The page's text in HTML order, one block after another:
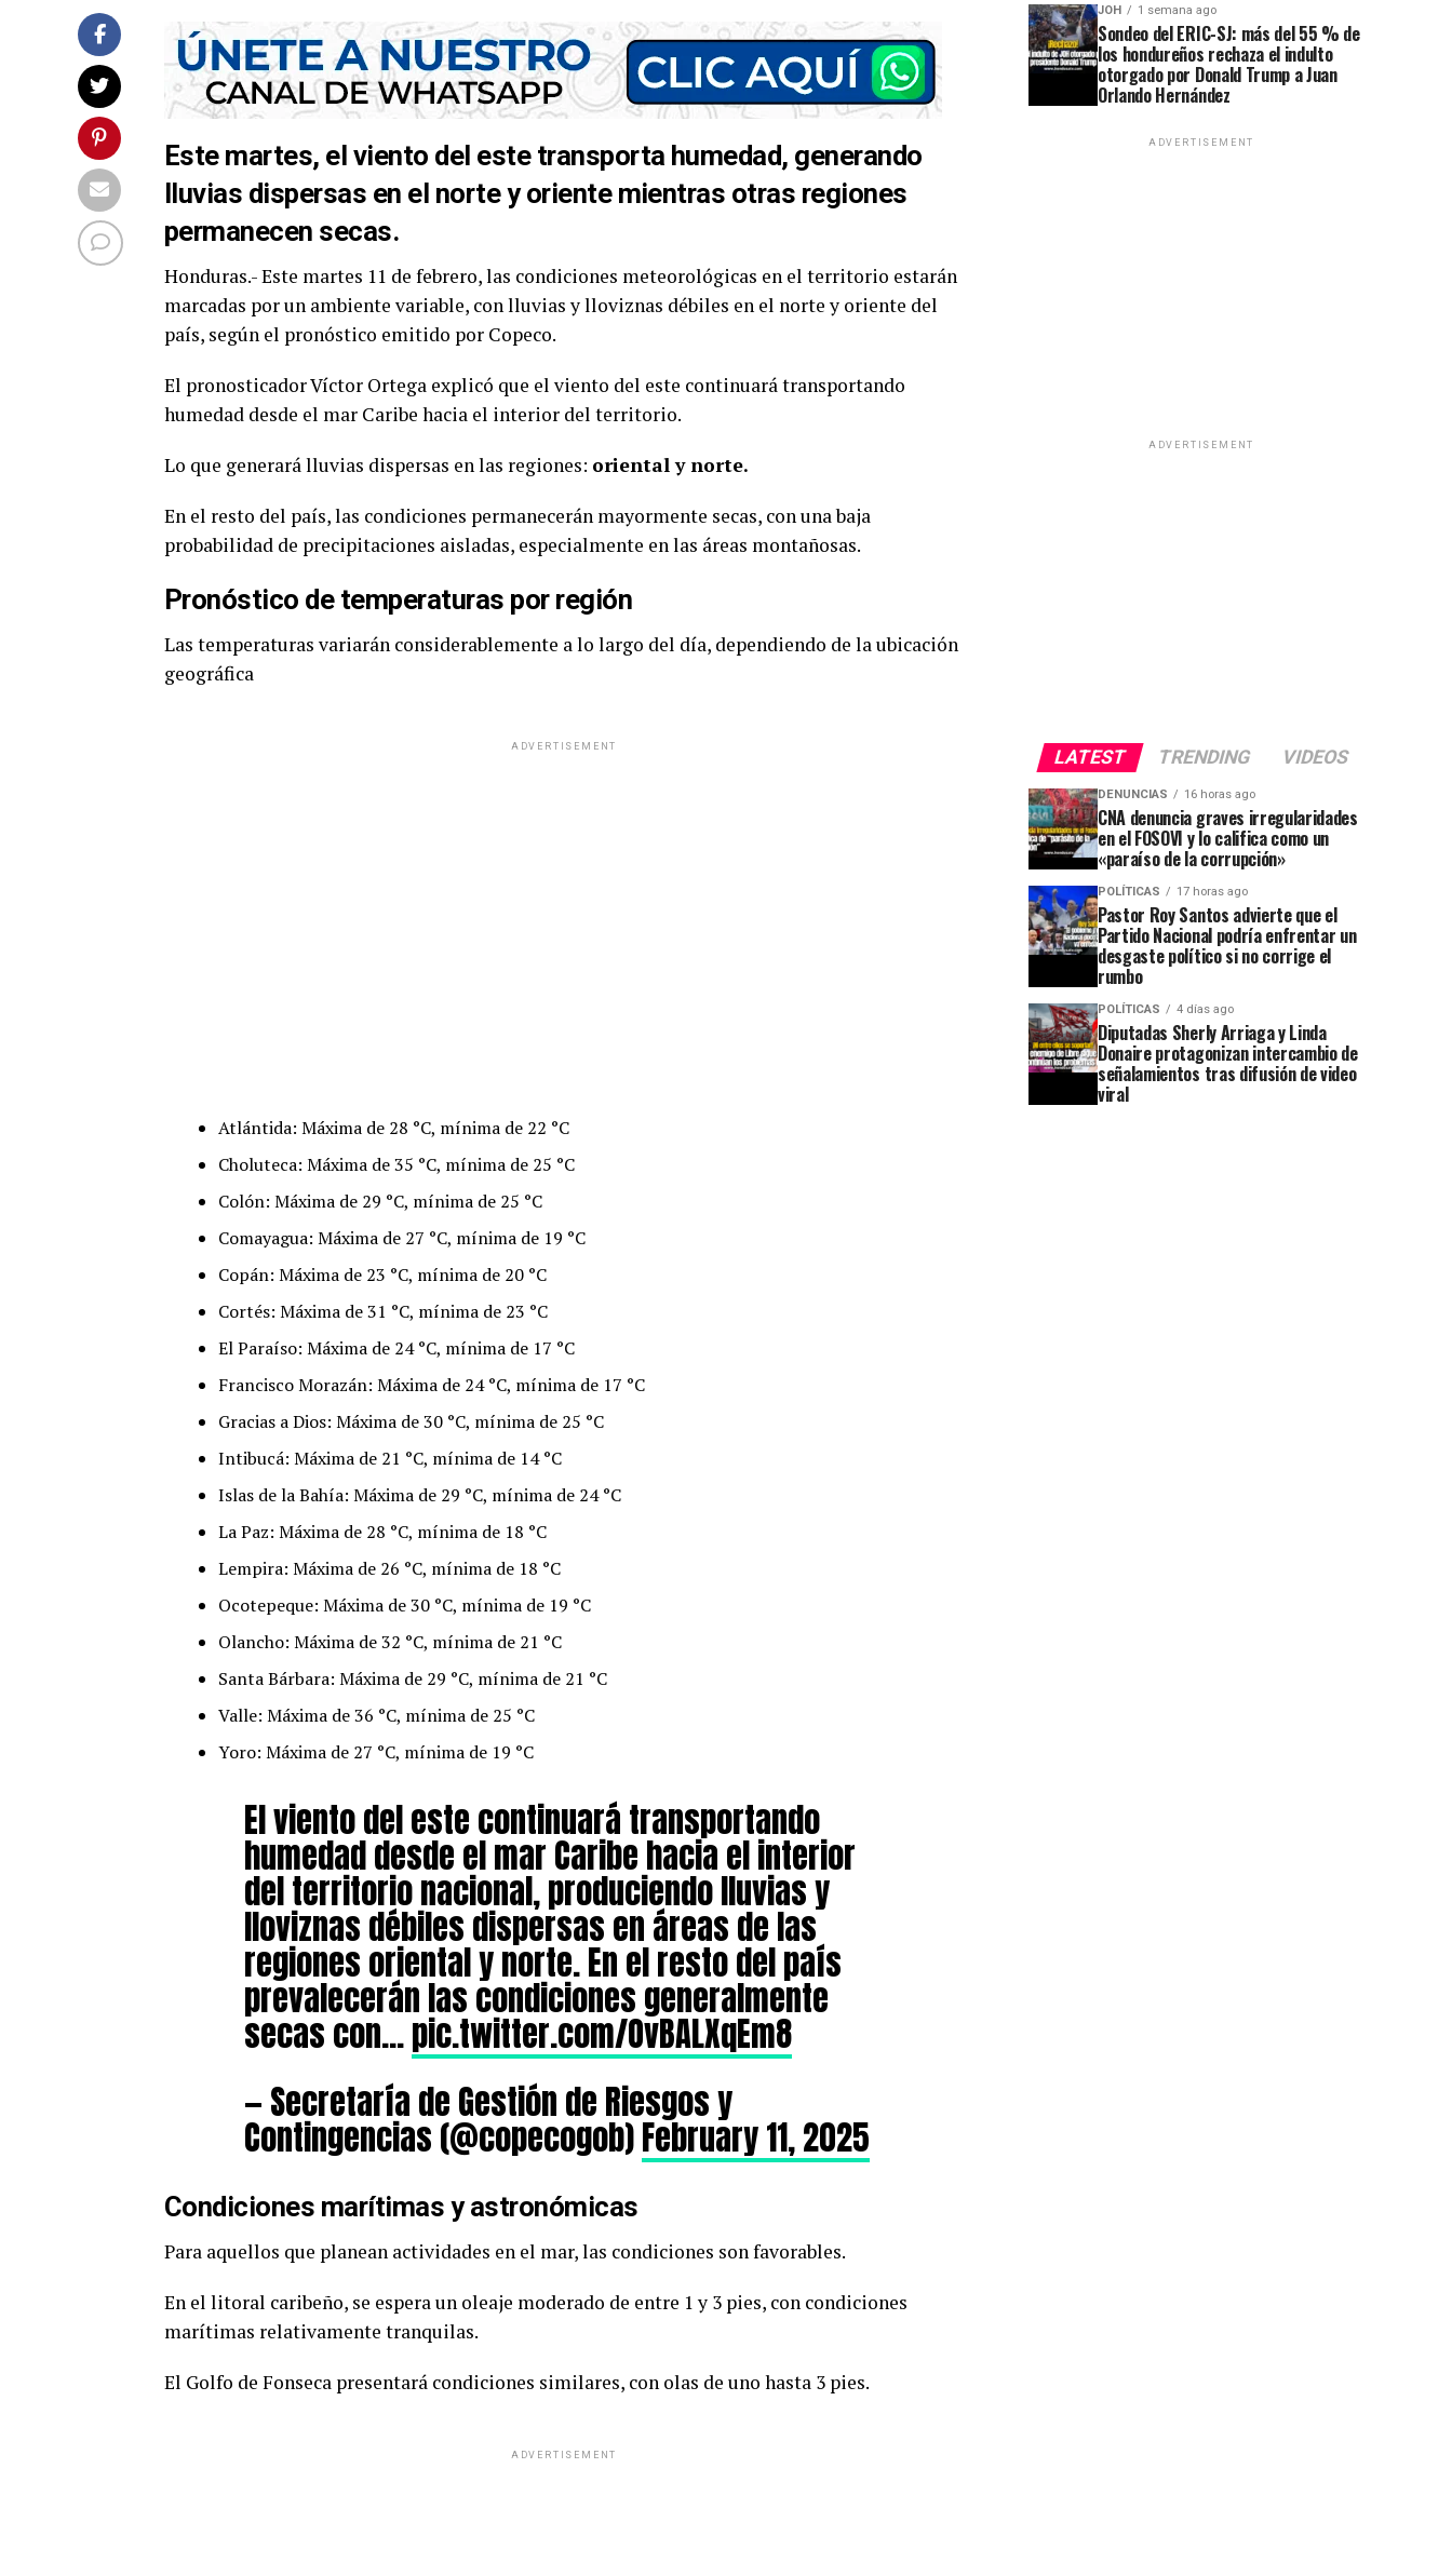
Este martes, el viento del este transporta humedad, generando
lluvias dispersas en el norte y oriente mientras otras regiones
permanecen secas.
Honduras.- Este martes 11 de febrero, las condiciones meteorológicas en el territorio estarán
marcadas por un ambiente variable, con lluvias y lloviznas débiles en el norte y oriente del
país, según el pronóstico emitido por Copeco.
El pronosticador Víctor Ortega explicó que el viento del este continuará transportando
humedad desde el mar Caribe hacia el interior del territorio.
Lo que generará lluvias dispersas en las regiones: oriental y norte.
En el resto del país, las condiciones permanecerán mayormente secas, con una baja
probabilidad de precipitaciones aisladas, especialmente en las áreas montañosas.
Pronóstico de temperaturas por región
Las temperaturas variarán considerablemente a lo largo del día, dependiendo de la ubicación
geográfica
ADVERTISEMENT
Atlántida: Máxima de 28 °C, mínima de 22 °C
Choluteca: Máxima de 35 °C, mínima de 25 °C
Colón: Máxima de 29 °C, mínima de 25 °C
Comayagua: Máxima de 27 °C, mínima de 19 °C
Copán: Máxima de 23 °C, mínima de 20 °C
Cortés: Máxima de 31 °C, mínima de 23 °C
El Paraíso: Máxima de 24 °C, mínima de 17 °C
Francisco Morazán: Máxima de 24 °C, mínima de 17 °C
Gracias a Dios: Máxima de 30 °C, mínima de 25 °C
Intibucá: Máxima de 21 °C, mínima de 14 °C
Islas de la Bahía: Máxima de 29 °C, mínima de 24 °C
La Paz: Máxima de 28 °C, mínima de 18 °C
Lempira: Máxima de 26 °C, mínima de 18 °C
Ocotepeque: Máxima de 30 °C, mínima de 19 °C
Olancho: Máxima de 32 °C, mínima de 21 °C
Santa Bárbara: Máxima de 29 °C, mínima de 21 °C
Valle: Máxima de 36 °C, mínima de 25 °C
Yoro: Máxima de 27 °C, mínima de 19 °C
El viento del este continuará transportando
humedad desde el mar Caribe hacia el interior
del territorio nacional, produciendo lluvias y
lloviznas débiles dispersas en áreas de las
regiones oriental y norte. En el resto del país
prevalecerán las condiciones generalmente
secas con…pic.twitter.com/OvBALXqEm8
— Secretaría de Gestión de Riesgos y
Contingencias (@copecogob)February 11, 2025
Condiciones marítimas y astronómicas
Para aquellos que planean actividades en el mar, las condiciones son favorables.
En el litoral caribeño, se espera un oleaje moderado de entre 1 y 3 pies, con condiciones
marítimas relativamente tranquilas.
El Golfo de Fonseca presentará condiciones similares, con olas de uno hasta 3 pies.
ADVERTISEMENT
JOH 1 semana ago
Sondeo del ERIC-SJ: más del 55 % de
los hondureños rechaza el indulto
otorgado por Donald Trump a Juan
Orlando Hernández
ADVERTISEMENT
ADVERTISEMENT
LATEST TRENDING VIDEOS
DENUNCIAS 16 horas ago
CNA denuncia graves irregularidades
en el FOSOVI y lo califica como un
«paraíso de la corrupción»
POLÍTICAS 17 horas ago
Pastor Roy Santos advierte que el
Partido Nacional podría enfrentar un
desgaste político si no corrige el
rumbo
POLÍTICAS 4 días ago
Diputadas Sherly Arriaga y Linda
Donaire protagonizan intercambio de
señalamientos tras difusión de video
viral